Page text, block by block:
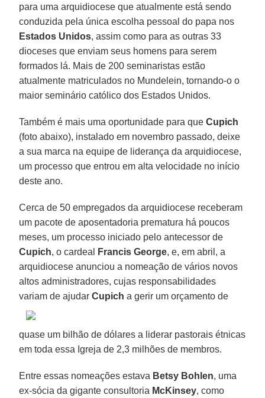
para uma arquidiocese que atualmente está sendo
conduzida pela única escolha pessoal do papa nos
Estados Unidos, assim como para as outras 33
dioceses que enviam seus homens para serem
formados lá. Mais de 200 seminaristas estão
atualmente matriculados no Mundelein, tornando-o o
maior seminário católico dos Estados Unidos.
Também é mais uma oportunidade para queCupich
(foto abaixo), instalado em novembro passado, deixe
a sua marca na equipe de liderança da arquidiocese,
um processo que entrou em alta velocidade no início
deste ano.
Cerca de 50 empregados da arquidiocese receberam
um pacote de aposentadoria prematura há poucos
meses, um processo iniciado pelo antecessor de
Cupich, o cardeal Francis George, e, em abril, a
arquidiocese anunciou a nomeação de vários novos
altos administradores, cujas responsabilidades
variam de ajudarCupich a gerir um orçamento de
quase um bilhão de dólares a liderar pastorais étnicas
em toda essa Igreja de 2,3 milhões de membros.
Entre essas nomeações estava Betsy Bohlen, uma
ex-sócia da gigante consultoria McKinsey, como